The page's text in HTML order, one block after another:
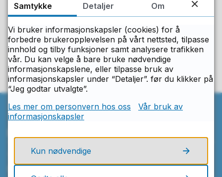
Fant du det du lette etter på denne
siden?
Ja Nei
Telefon
69 84 61 00
Samtykke Detaljer Om
Vi bruker informasjonskapsler (cookies) for å
forbedre brukeropplevelsen på vårt nettsted, tilpasse
innhold og tilby funksjoner samt analysere trafikken
vår. Du kan velge å bare bruke nødvendige
informasjonskapslene, eller tilpasse bruk av
informasjonskapsler under “Detaljer”. før du klikker på
“Jeg godtar utvalgte”.
Les mer om personvern hos oss
Vår bruk av
informasjonskapsler
Kun nødvendige